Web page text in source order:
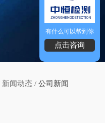
新闻动态 / 公司新闻
有什么可以帮到你
点击咨询